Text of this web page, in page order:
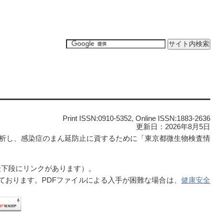
Print ISSN:0910-5352, Online ISSN:1883-2636
更新日：2026年8月5日
、感染症のまん延防止に資するために「東京都微生物検査情
段にリンクがあります）。
ります。PDFファイルによる入手が困難な場合は、 健康安全